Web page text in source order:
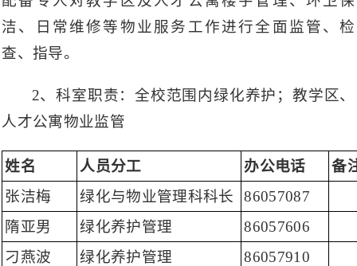
洁、日常维修等物业服务工作进行全面监管、检
查、指导。
2、科室职责：全校范围内绿化养护；教学区、
人才公寓物业监管
姓名 人员分工 办公电话
备
张洁梅
绿化与物业管理科科长
86057087
隋亚男
绿化养护管理
86057606
刁燕波
绿化养护管理
86057910